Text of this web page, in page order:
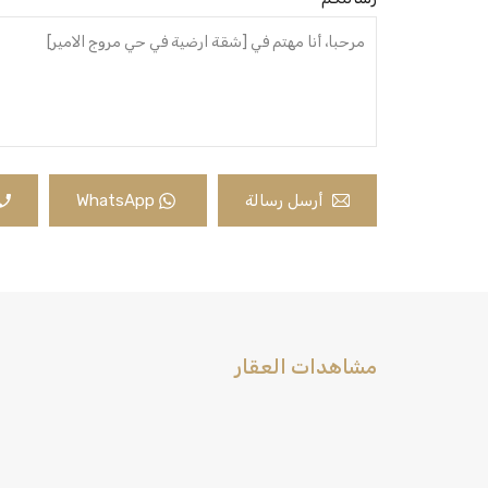
أرسل رسالة WhatsApp
مشاهدات العقار